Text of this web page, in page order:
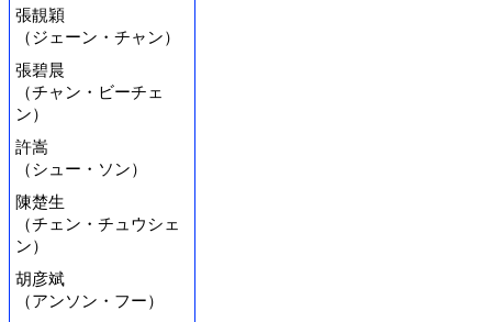
張靚穎
（ジェーン・チャン）
張碧晨
（チャン・ビーチェ
ン）
許嵩
（シュー・ソン）
陳楚生
（チェン・チュウシェ
ン）
胡彦斌
（アンソン・フー）